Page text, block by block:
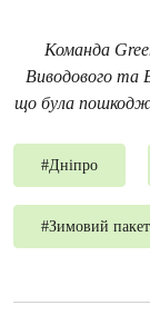
Команда
Виводового та
що була
#Дніпро
#Зимовий пакет